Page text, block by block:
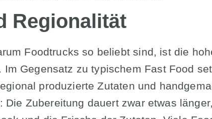
Regionalität
Foodtrucks so beliebt sind, ist die
Im Gegensatz zu typischem Fast Food
produzierte Zutaten und
Die Zubereitung dauert zwar etwas